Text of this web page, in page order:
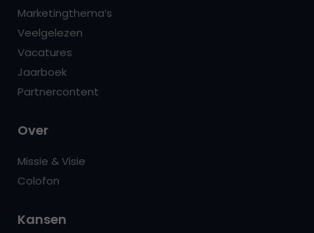
Marketingthema’s
Veelgelezen
Vacatures
Jaarboek
Partnercontent
Over
Missie & Visie
Colofon
Kansen